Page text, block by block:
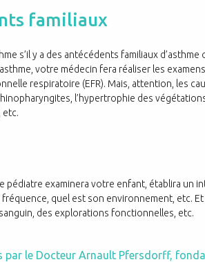
familiaux
s’il y a des antécédents familiaux d’asthme
votre médecin fera réaliser les
respiratoire (EFR). Mais, attention, les
l’hypertrophie des
etc.
pédiatre examinera votre enfant, établira un
quel est son environnement, etc.
des explorations fonctionnelles, etc.
par le Docteur Arnault Pfersdorff,